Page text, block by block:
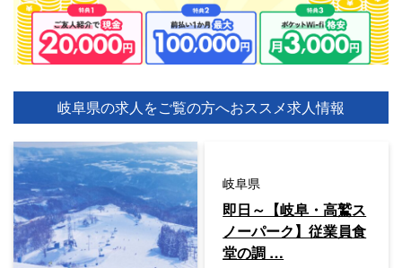
岐阜県の求人をご覧の方へおススメ求人情報
岐阜県
即日～【岐阜・高鷲ス
ノーパーク】従業員食
堂の調 …